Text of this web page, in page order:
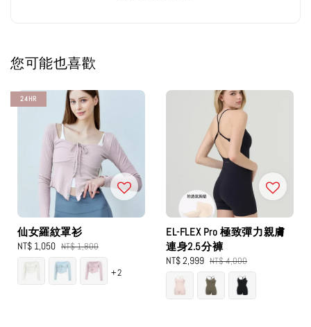
您可能也喜歡
24HR
仙女羅紋罩衫
Sale
price
NT$ 1,050 Regular
price
NT$ 1,800
+2
EL-FLEX Pro 極致彈力親膚
連身2.5分褲
Sale
price
NT$ 2,999 Regular
price
NT$ 4,000